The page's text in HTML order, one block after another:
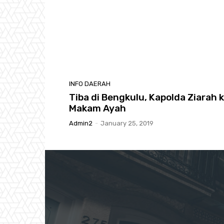
INFO DAERAH
Tiba di Bengkulu, Kapolda Ziarah
Makam Ayah
Admin2 - January 25, 2019